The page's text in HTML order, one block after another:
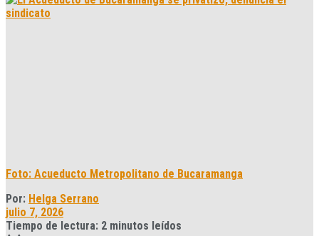
Foto: Acueducto Metropolitano de Bucaramanga
Por: Helga Serrano
julio 7, 2026
Tiempo de lectura: 2 minutos leídos